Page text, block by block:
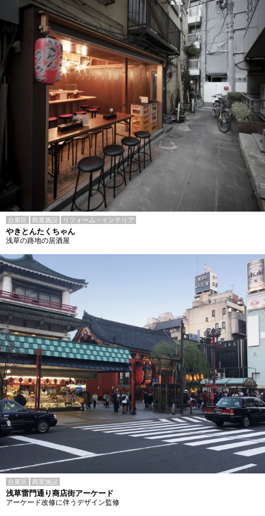
台東区 商業施設 リフォーム・インテリア
やきとんたくちゃん
浅草の路地の居酒屋
台東区 商業施設
浅草雷門通り商店街アーケード
アーケード改修に伴うデザイン監修